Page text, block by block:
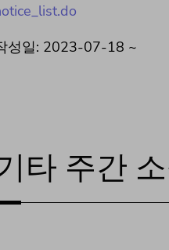
성일: 2023-07-18 ~
타 주간